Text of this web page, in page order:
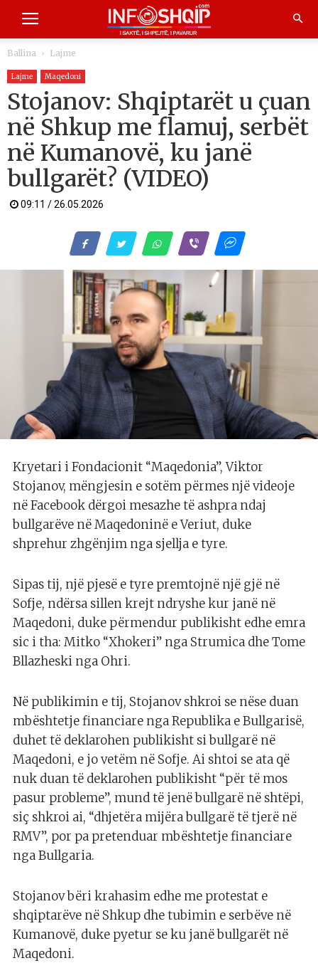
Ballina Lajme
Lajme Maqedoni
Stojanov: Shqiptarët u çuan
në Shkup me flamuj, serbët
në Kumanovë, ku janë
bullgarët? (VIDEO)
09:11 / 26.05.2026
Kryetari i Fondacionit “Maqedonia”, Viktor
Stojanov, mëngjesin e sotëm përmes një videoje
në Facebook dërgoi mesazhe të ashpra ndaj
bullgarëve në Maqedoninë e Veriut, duke
shprehur zhgënjim nga sjellja e tyre.
Sipas tij, një pjesë e tyre premtojnë një gjë në
Sofje, ndërsa sillen krejt ndryshe kur janë në
Maqedoni, duke përmendur publikisht edhe emra
sic i tha: Mitko “Xhokeri” nga Strumica dhe Tome
Bllazheski nga Ohri.
Në publikimin e tij, Stojanov shkroi se nëse duan
mbështetje financiare nga Republika e Bullgarisë,
duhet të deklarohen publikisht si bullgarë në
Maqedoni, e jo vetëm në Sofje. Ai shtoi se ata që
nuk duan të deklarohen publikisht “për të mos
pasur probleme”, mund të jenë bullgarë në shtëpi,
siç shkroi ai, “dhjetëra mijëra bullgarë të tjerë në
RMV”, por pa pretenduar mbështetje financiare
nga Bullgaria.
Stojanov bëri krahasim edhe me protestat e
shqiptarëve në Shkup dhe tubimin e serbëve në
Kumanovë, duke pyetur se ku janë bullgarët në
Maqedoni.